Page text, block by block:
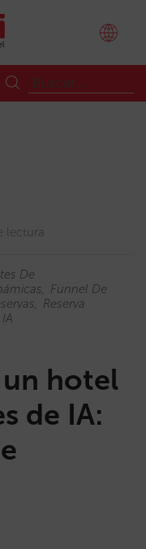
lectura
De
Funnel De
Reserva
hotel
de IA: